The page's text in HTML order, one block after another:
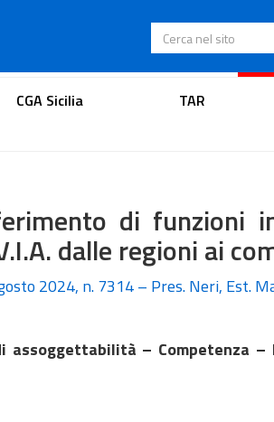
Cerca nel sito
dell'avvocato
CGA Sicilia TAR
di funzioni
dalle regioni ai
2024, n. 7314 – Pres. Neri, Est.
assoggettabilità – Competenza